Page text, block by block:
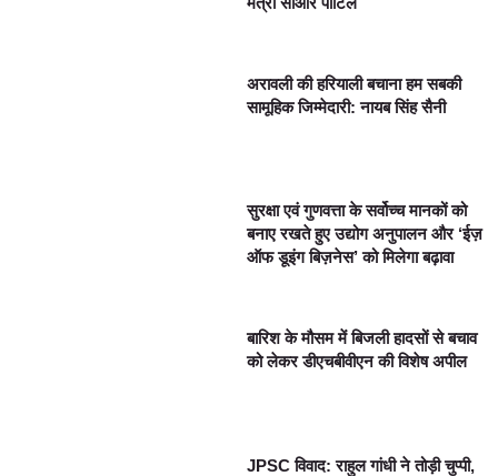
अरावली की हरियाली बचाना हम सबकी
सामूहिक जिम्मेदारी: नायब सिंह सैनी
सुरक्षा एवं गुणवत्ता के सर्वोच्च मानकों को
बनाए रखते हुए उद्योग अनुपालन और ‘ईज़
ऑफ डूइंग बिज़नेस’ को मिलेगा बढ़ावा
बारिश के मौसम में बिजली हादसों से बचाव
को लेकर डीएचबीवीएन की विशेष अपील
JPSC विवाद: राहुल गांधी ने तोड़ी चुप्पी,